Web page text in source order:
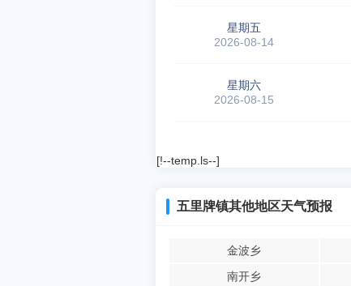
星期五
2026-08-14
星期六
2026-08-15
[!--temp.ls--]
五里牌镇其他地区天气预报
金波乡
南开乡